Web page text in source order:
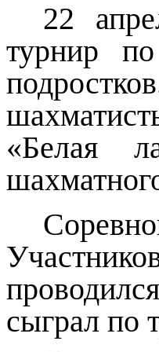
22
турнир
«Белая
сыграл по